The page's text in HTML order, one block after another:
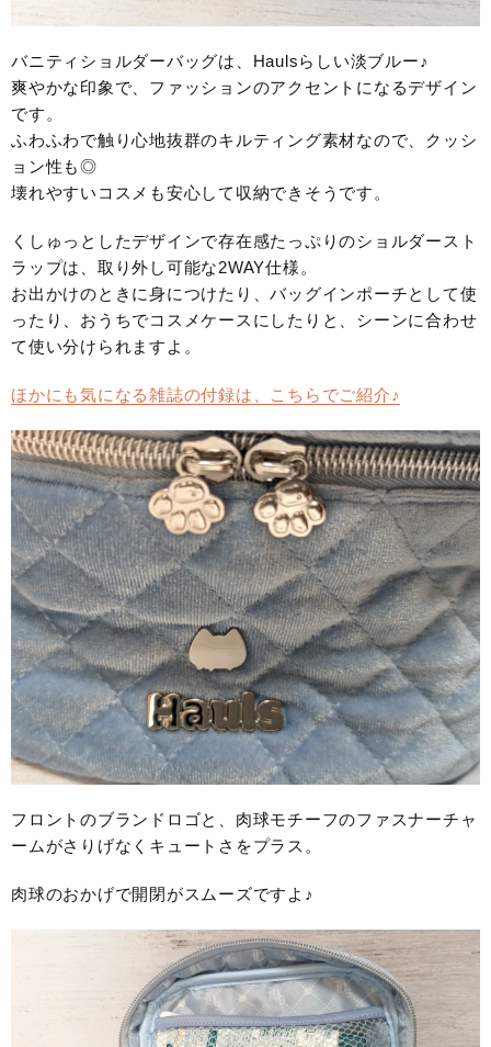
バニティショルダーバッグは、Haulsらしい淡ブルー♪
爽やかな印象で、ファッションのアクセントになるデザイン
です。
ふわふわで触り心地抜群のキルティング素材なので、クッシ
ョン性も◎
壊れやすいコスメも安心して収納できそうです。
くしゅっとしたデザインで存在感たっぷりのショルダースト
ラップは、取り外し可能な2WAY仕様。
お出かけのときに身につけたり、バッグインポーチとして使
ったり、おうちでコスメケースにしたりと、シーンに合わせ
て使い分けられますよ。
ほかにも気になる雑誌の付録は、こちらでご紹介♪
フロントのブランドロゴと、肉球モチーフのファスナーチャ
ームがさりげなくキュートさをプラス。
肉球のおかげで開閉がスムーズですよ♪